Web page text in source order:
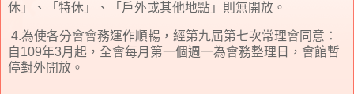
休」、「特休」、「戶外或其他地點」則無開放。
4.為使各分會會務運作順暢，經第九屆第七次常理會同意：
自109年3月起，全會每月第一個週一為會務整理日，會館暫
停對外開放。